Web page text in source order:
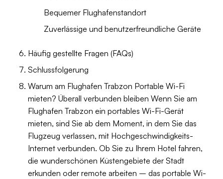
Bequemer Flughafenstandort
Zuverlässige und benutzerfreundliche Geräte
Häufig gestellte Fragen (FAQs)
Schlussfolgerung
Warum am Flughafen Trabzon Portable Wi-Fi
mieten? Überall verbunden bleiben Wenn Sie am
Flughafen Trabzon ein portables Wi-Fi-Gerät
mieten, sind Sie ab dem Moment, in dem Sie das
Flugzeug verlassen, mit Hochgeschwindigkeits-
Internet verbunden. Ob Sie zu Ihrem Hotel fahren,
die wunderschönen Küstengebiete der Stadt
erkunden oder remote arbeiten – das portable Wi-